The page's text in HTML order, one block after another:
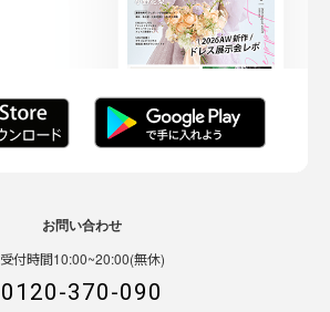
お問い合わせ
受付時間10:00~20:00(無休)
0120-370-090